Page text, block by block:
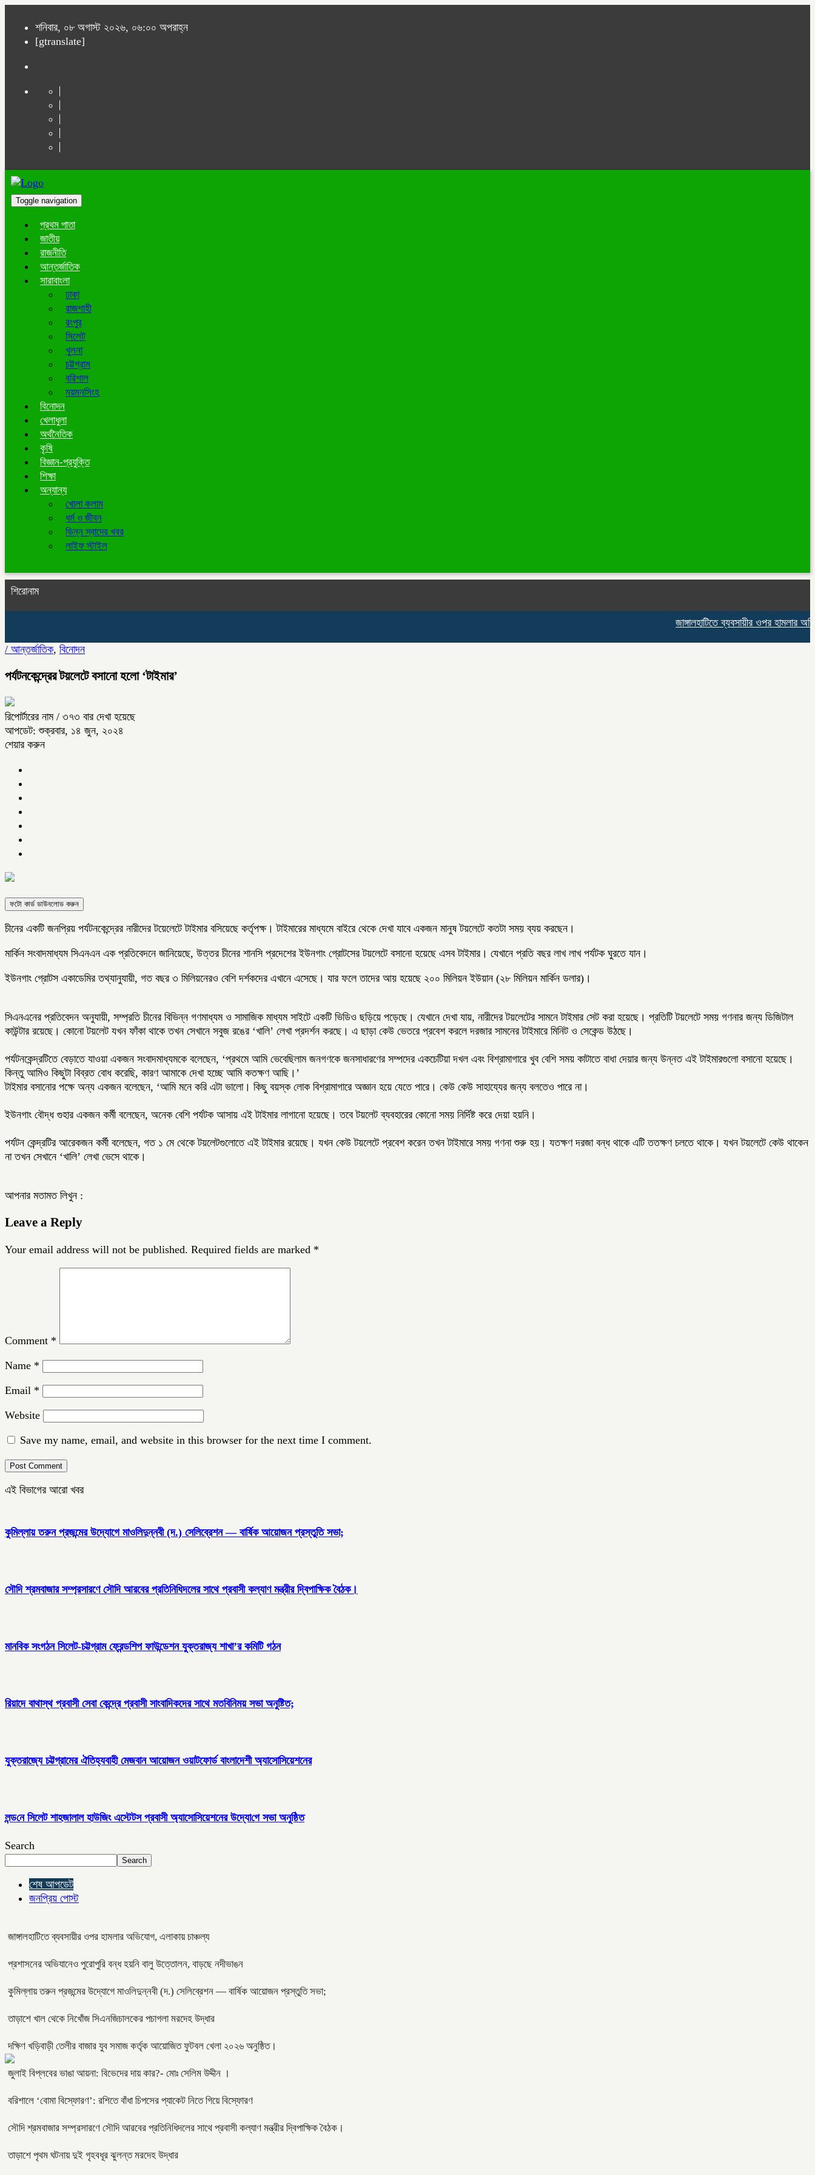
শনিবার, ০৮ অগাস্ট ২০২৬, ০৬:০০ অপরাহ্ন
[gtranslate]
Toggle navigation
প্রথম পাতা
জাতীয়
রাজনীতি
আন্তর্জাতিক
সারাবাংলা
ঢাকা
রাজশাহী
রংপুর
সিলেট
খুলনা
চট্টগ্রাম
বরিশাল
ময়মনসিংহ
বিনোদন
খেলাধুলা
অর্থনৈতিক
কৃষি
বিজ্ঞান-প্রযুক্তি
শিক্ষা
অন্যান্য
খোলা কলাম
ধর্ম ও জীবন
ভিন্ন স্বাদের খবর
লাইফ স্টাইল
শিরোনাম
জাঙ্গালহাটিতে ব্যবসায়ীর ওপর হামলার
/ আন্তর্জাতিক, বিনোদন
পর্যটনকেন্দ্রের টয়লেটে বসানো হলো ‘টাইমার’
রিপোর্টারের নাম / ৩৭৩ বার দেখা হয়েছে
আপডেট: শুক্রবার, ১৪ জুন, ২০২৪
শেয়ার করুন
ফটো কার্ড ডাউনলোড করুন
চীনের একটি জনপ্রিয় পর্যটনকেন্দ্রের নারীদের টয়েলেটে টাইমার বসিয়েছে কর্তৃপক্ষ। টাইমারের মাধ্যমে বাইরে থেকে দেখা যাবে একজন মানুষ টয়লেটে কতটা সময় ব্যয় করছেন।
মার্কিন সংবাদমাধ্যম সিএনএন এক প্রতিবেদনে জানিয়েছে, উত্তর চীনের শানসি প্রদেশের ইউনগাং গ্রোটসের টয়লেটে বসানো হয়েছে এসব টাইমার। যেখানে প্রতি বছর লাখ লাখ পর্যটক ঘুরতে যান।
ইউনগাং গ্রোটস একাডেমির তথ্যানুযায়ী, গত বছর ৩ মিলিয়নেরও বেশি দর্শকদের এখানে এসেছে। যার ফলে তাদের আয় হয়েছে ২০০ মিলিয়ন ইউয়ান (২৮ মিলিয়ন মার্কিন ডলার)।
সিএনএনের প্রতিবেদন অনুযায়ী, সম্প্রতি চীনের বিভিন্ন গণমাধ্যম ও সামাজিক মাধ্যম সাইটে একটি ভিডিও ছড়িয়ে পড়েছে। যেখানে দেখা যায়, নারীদের টয়লেটের সামনে টাইমার সেট করা হয়েছে। প্রতিটি টয়লেটে সময় গণনার জন্য ডিজিটাল
কাউন্টার রয়েছে। কোনো টয়লেট যখন ফাঁকা থাকে তখন সেখানে সবুজ রঙের ‘খালি’ লেখা প্রদর্শন করছে। এ ছাড়া কেউ ভেতরে প্রবেশ করলে দরজার সামনের টাইমারে মিনিট ও সেকেন্ড উঠছে।
পর্যটনকেন্দ্রটিতে বেড়াতে যাওয়া একজন সংবাদমাধ্যমকে বলেছেন, ‘প্রথমে আমি ভেবেছিলাম জনগণকে জনসাধারণের সম্পদের একচেটিয়া দখল এবং বিশ্রামাগারে খুব বেশি সময় কাটাতে বাধা দেয়ার জন্য উন্নত এই টাইমারগুলো বসানো হয়েছে।
কিন্তু আমিও কিছুটা বিব্রত বোধ করেছি, কারণ আমাকে দেখা হচ্ছে আমি কতক্ষণ আছি।’
টাইমার বসানোর পক্ষে অন্য একজন বলেছেন, ‘আমি মনে করি এটা ভালো। কিছু বয়স্ক লোক বিশ্রামাগারে অজ্ঞান হয়ে যেতে পারে। কেউ কেউ সাহায্যের জন্য বলতেও পারে না।
ইউনগাং বৌদ্ধ গুহার একজন কর্মী বলেছেন, অনেক বেশি পর্যটক আসায় এই টাইমার লাগানো হয়েছে। তবে টয়লেট ব্যবহারের কোনো সময় নির্দিষ্ট করে দেয়া হয়নি।
পর্যটন কেন্দ্রটির আরেকজন কর্মী বলেছেন, গত ১ মে থেকে টয়লেটগুলোতে এই টাইমার রয়েছে। যখন কেউ টয়লেটে প্রবেশ করেন তখন টাইমারে সময় গণনা শুরু হয়। যতক্ষণ দরজা বন্ধ থাকে এটি ততক্ষণ চলতে থাকে। যখন টয়লেটে কেউ থাকেন
না তখন সেখানে ‘খালি’ লেখা ভেসে থাকে।
আপনার মতামত লিখুন :
Leave a Reply
Your email address will not be published. Required fields are marked *
Comment *
Name *
Email *
Website
Save my name, email, and website in this browser for the next time I comment.
এই বিভাগের আরো খবর
কুমিল্লায় তরুন প্রজন্মের উদ্যোগে মাওলিদুন্নবী (দ.) সেলিব্রেশন — বার্ষিক আয়োজন প্রস্তুতি সভা;
সৌদি শ্রমবাজার সম্প্রসারণে সৌদি আরবের প্রতিনিধিদলের সাথে প্রবাসী কল্যাণ মন্ত্রীর দ্বিপাক্ষিক বৈঠক।
মানবিক সংগঠন সিলেট-চট্টগ্রাম ফ্রেন্ডশিপ ফাউন্ডেশন যুক্তরাজ্য শাখা’র কমিটি গঠন
রিয়াদে বাথাস্থ প্রবাসী সেবা কেন্দ্রে প্রবাসী সাংবাদিকদের সাথে মতবিনিময় সভা অনুষ্টিত;
যুক্তরাজ্যে চট্টগ্রামের ঐতিহ্যবাহী মেজবান আয়োজন ওয়াটফোর্ড বাংলাদেশী অ্যাসোসিয়েশনের
লন্ড‌নে সিলেট শাহজালাল হাউজিং এস্টেটস প্রবাসী অ্যাসোসিয়েশনের উদ্যো‌গে সভা অনুষ্ঠিত
Search
Search
শেষ আপডেট
জনপ্রিয় পোস্ট
জাঙ্গালহাটিতে ব্যবসায়ীর ওপর হামলার অভিযোগ, এলাকায় চাঞ্চল্য
প্রশাসনের অভিযানেও পুরোপুরি বন্ধ হয়নি বালু উত্তোলন, বাড়ছে নদীভাঙন
কুমিল্লায় তরুন প্রজন্মের উদ্যোগে মাওলিদুন্নবী (দ.) সেলিব্রেশন — বার্ষিক আয়োজন প্রস্তুতি সভা;
তাড়াশে খাল থেকে নিখোঁজ সিএনজিচালকের পচাগলা মরদেহ উদ্ধার
দক্ষিণ খড়িবাড়ী তেলীর বাজার যুব সমাজ কর্তৃক আয়োজিত ফুটবল খেলা ২০২৬ অনুষ্ঠিত।
জুলাই বিপ্লবের ভাঙা আয়না: বিভেদের দায় কার?- মোঃ সেলিম উদ্দীন ।
বরিশালে ‘বোমা বিস্ফোরণ’: রশিতে বাঁধা চিপসের প্যাকেট নিতে গিয়ে বিস্ফোরণ
সৌদি শ্রমবাজার সম্প্রসারণে সৌদি আরবের প্রতিনিধিদলের সাথে প্রবাসী কল্যাণ মন্ত্রীর দ্বিপাক্ষিক বৈঠক।
তাড়াশে পৃথম ঘটনায় দুই গৃহবধূর ঝুলন্ত মরদেহ উদ্ধার